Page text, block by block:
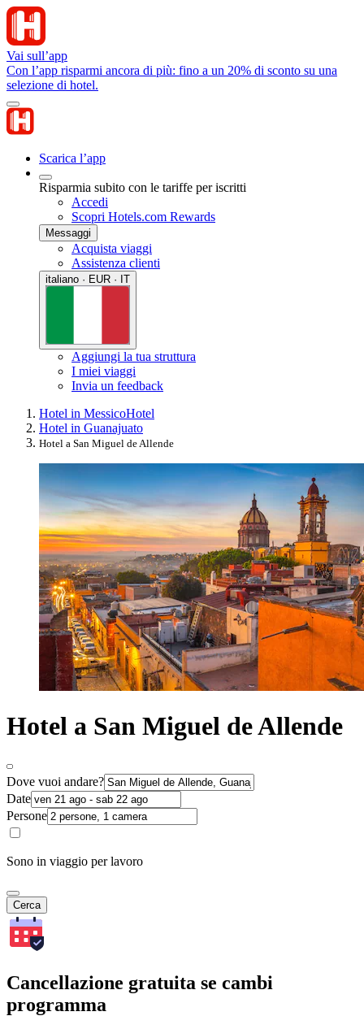
Vai sull’app
Con l’app risparmi ancora di più: fino a un 20% di sconto su una
selezione di hotel.
Scarica l’app
Risparmia subito con le tariffe per iscritti
Accedi
Scopri Hotels.com Rewards
Messaggi
Acquista viaggi
Assistenza clienti
italiano · EUR · IT
Aggiungi la tua struttura
I miei viaggi
Invia un feedback
Hotel in MessicoHotel
Hotel in Guanajuato
Hotel a San Miguel de Allende
Hotel a San Miguel de Allende
Dove vuoi andare?
Date
Persone
Sono in viaggio per lavoro
Cerca
Cancellazione gratuita se cambi
programma